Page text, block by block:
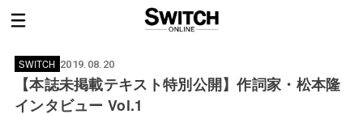
SWITCH 2019.08.20
【本誌未掲載テキスト特別公開】作詞家・松本隆
インタビュー Vol.1